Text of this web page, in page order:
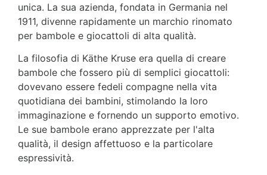
unica. La sua azienda, fondata in Germania nel
1911, divenne rapidamente un marchio rinomato
per bambole e giocattoli di alta qualità.
La filosofia di Käthe Kruse era quella di creare
bambole che fossero più di semplici giocattoli:
dovevano essere fedeli compagne nella vita
quotidiana dei bambini, stimolando la loro
immaginazione e fornendo un supporto emotivo.
Le sue bambole erano apprezzate per l'alta
qualità, il design affettuoso e la particolare
espressività.